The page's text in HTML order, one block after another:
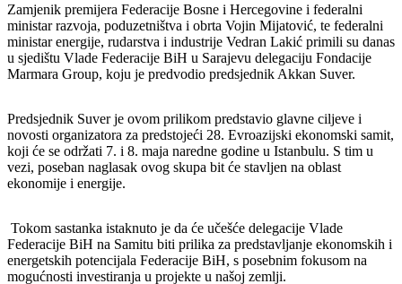
Zamjenik premijera Federacije Bosne i Hercegovine i federalni
ministar razvoja, poduzetništva i obrta Vojin Mijatović, te federalni
ministar energije, rudarstva i industrije Vedran Lakić primili su danas
u sjedištu Vlade Federacije BiH u Sarajevu delegaciju Fondacije
Marmara Group, koju je predvodio predsjednik Akkan Suver.
Predsjednik Suver je ovom prilikom predstavio glavne ciljeve i
novosti organizatora za predstojeći 28. Evroazijski ekonomski samit,
koji će se održati 7. i 8. maja naredne godine u Istanbulu. S tim u
vezi, poseban naglasak ovog skupa bit će stavljen na oblast
ekonomije i energije.
Tokom sastanka istaknuto je da će učešće delegacije Vlade
Federacije BiH na Samitu biti prilika za predstavljanje ekonomskih i
energetskih potencijala Federacije BiH, s posebnim fokusom na
mogućnosti investiranja u projekte u našoj zemlji.